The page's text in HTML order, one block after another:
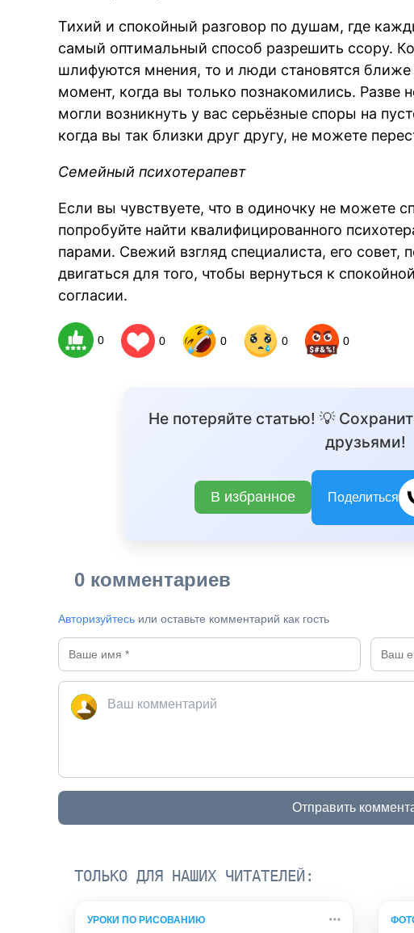
Тихий и спокойный разговор по душам, где
самый оптимальный способ разрешить ссору.
шлифуются мнения, то и люди становятся ближе
момент, когда вы только познакомились. Разве
могли возникнуть у вас серьёзные споры на
когда вы так близки друг другу, не можете
Семейный психотерапевт
Если вы чувствуете, что в одиночку не можете
попробуйте найти квалифицированного
парами. Свежий взгляд специалиста, его
двигаться для того, чтобы вернуться к
согласии.
0 0 0 0 0
Не потеряйте статью! 💡
друзьями!
В избранное Поделиться
0 комментариев
Авторизуйтесь или оставьте комментарий как гость
Отправить
ТОЛЬКО ДЛЯ НАШИХ ЧИТАТЕЛЕЙ:
УРОКИ ПО РИСОВАНИЮ